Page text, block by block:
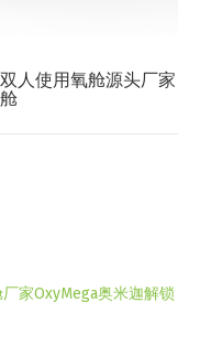
人使用氧舱源头厂家
家OxyMega奥米迦解锁